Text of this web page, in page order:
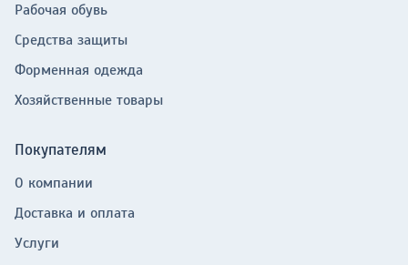
Рабочая обувь
Средства защиты
Форменная одежда
Хозяйственные товары
Покупателям
О компании
Доставка и оплата
Услуги